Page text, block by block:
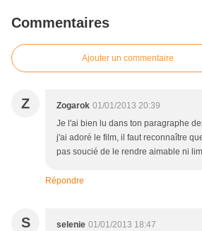
Commentaires
Ajouter un commentaire
Z Zogarok 01/01/2013 20:39
Je l'ai bien lu dans ton paragraphe
j'ai adoré le film, il faut reconnaître
pas soucié de le rendre aimable ni
Répondre
S selenie 01/01/2013 18:47